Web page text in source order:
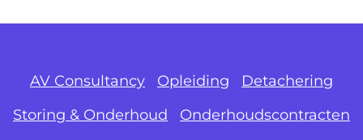
AV Consultancy Opleiding
Detachering
Storing & Onderhoud
Onderhoudscontracten